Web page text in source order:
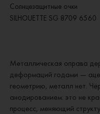
Солнцезащитные очки
SILHOUETTE SG 8709 6560
Металлическая оправа
деформаций годами —
геометрию, металл нет.
анодированием: это не
процесс, меняющий